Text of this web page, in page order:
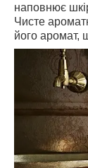
наповнює
Чисте
його аромат,